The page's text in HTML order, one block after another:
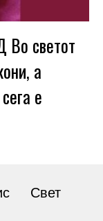
светот
а
е
Свет